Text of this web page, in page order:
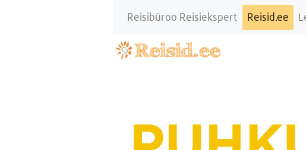
Reisibüroo Reisiekspert Reisid.ee